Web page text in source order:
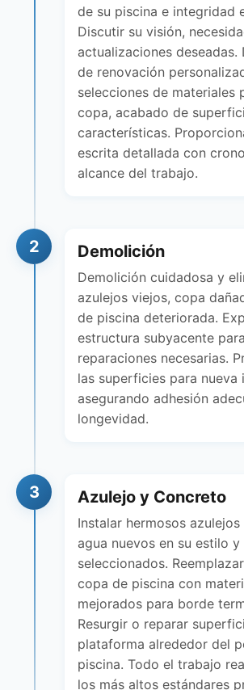
de su piscina e integridad
Discutir su visión,
actualizaciones deseadas.
de renovación
selecciones de materiales
copa, acabado de
características.
escrita detallada con
alcance del trabajo.
2 Demolición
Demolición cuidadosa y
azulejos viejos, copa
de piscina deteriorada.
estructura subyacente
reparaciones necesarias.
las superficies para nueva
asegurando adhesión
longevidad.
3 Azulejo y Concreto
Instalar hermosos
agua nuevos en su estilo
seleccionados.
copa de piscina con
mejorados para borde
Resurgir o reparar
plataforma alrededor del
piscina. Todo el trabajo
los más altos estándares